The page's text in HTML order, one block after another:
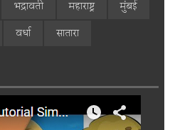
भद्रावती महाराष्ट्र
मुंबई
वर्धा सातारा